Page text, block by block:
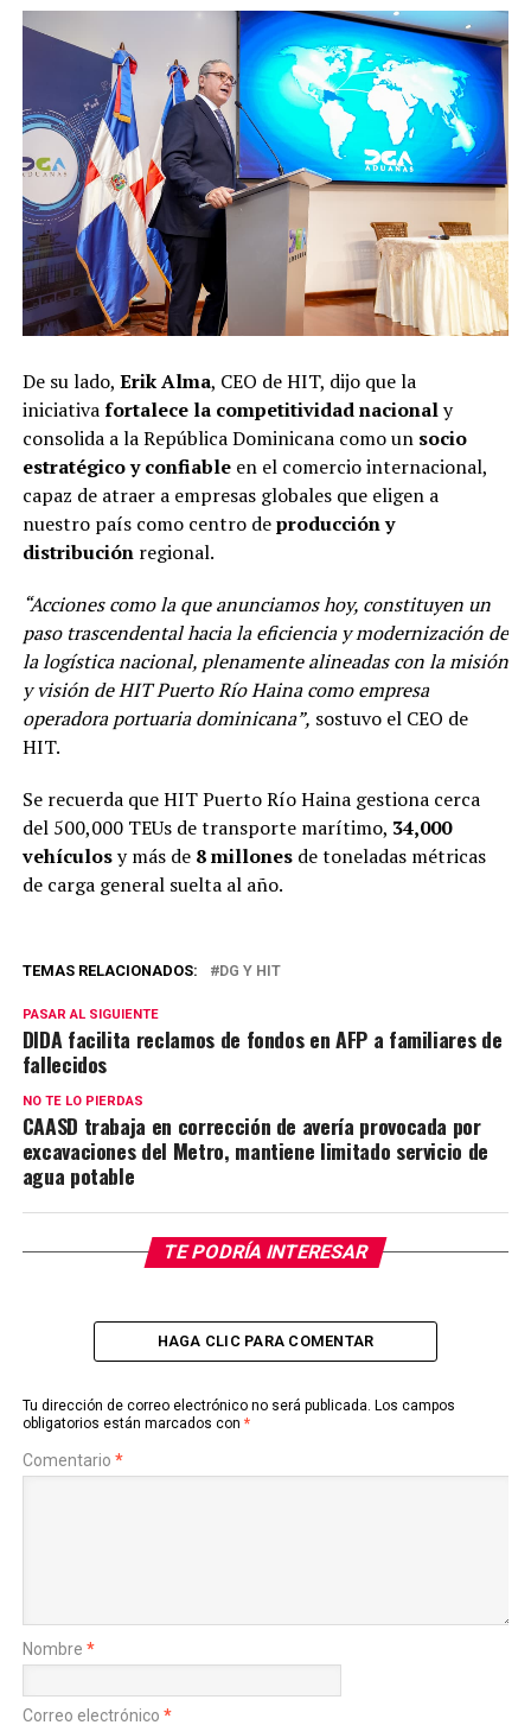
De su lado, Erik Alma, CEO de HIT, dijo que la
iniciativafortalece la competitividad nacionaly
consolida a la República Dominicana como un socio
estratégico y confiableen el comercio internacional,
capaz de atraer a empresas globales que eligen a
nuestro país como centro deproducción y
distribuciónregional.
“Acciones como la que anunciamos hoy, constituyen un
paso trascendental hacia la eficiencia y modernización de
la logística nacional, plenamente alineadas con la misión
y visión de HIT Puerto Río Haina como empresa
operadora portuaria dominicana”, sostuvo el CEO de
HIT.
Se recuerda que HIT Puerto Río Haina gestiona cerca
del 500,000 TEUs de transporte marítimo, 34,000
vehículosy más de 8 millonesde toneladas métricas
de carga general suelta al año.
TEMAS RELACIONADOS: DG Y HIT
PASAR AL SIGUIENTE
DIDA facilita reclamos de fondos en AFP a familiares de
fallecidos
NO TE LO PIERDAS
CAASD trabaja en corrección de avería provocada por
excavaciones del Metro, mantiene limitado servicio de
agua potable
TE PODRÍA INTERESAR
HAGA CLIC PARA COMENTAR
Tu dirección de correo electrónico no será publicada. Los campos
obligatorios están marcados con *
Comentario *
Nombre *
Correo electrónico *